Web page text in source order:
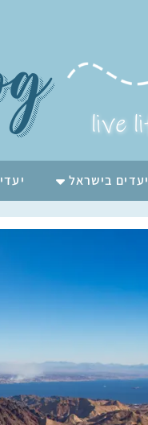
live
יעדים בישראל